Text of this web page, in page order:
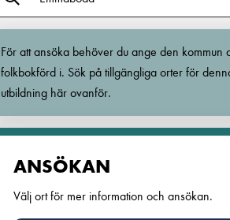
För att ansöka behöver du ange den kommun
folkbokförd i. Sök på tillgängliga orter för
utbildning här ovanför.
ANSÖKAN
Välj ort för mer information och ansökan.